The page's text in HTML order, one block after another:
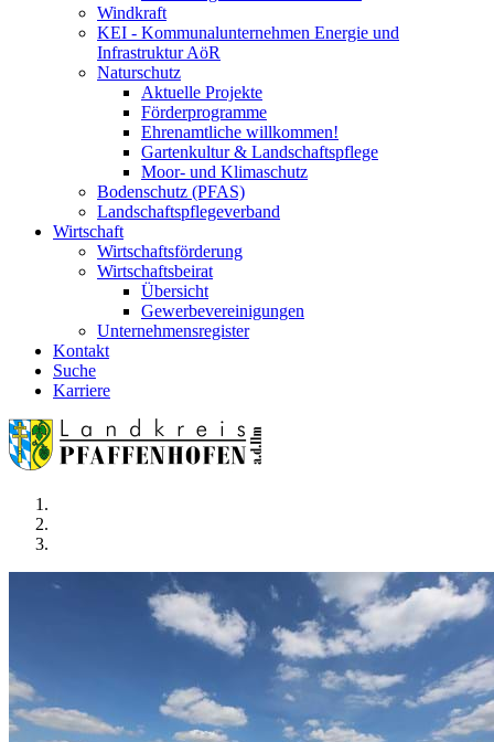
Windkraft
KEI - Kommunalunternehmen Energie und
Infrastruktur AöR
Naturschutz
Aktuelle Projekte
Förderprogramme
Ehrenamtliche willkommen!
Gartenkultur & Landschaftspflege
Moor- und Klimaschutz
Bodenschutz (PFAS)
Landschaftspflegeverband
Wirtschaft
Wirtschaftsförderung
Wirtschaftsbeirat
Übersicht
Gewerbevereinigungen
Unternehmensregister
Kontakt
Suche
Karriere